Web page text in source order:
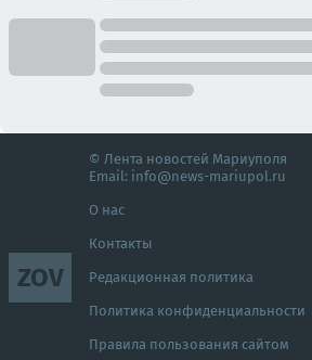
ZOV
© Лента новостей Мариуполя
Email: info@news-mariupol.ru
О нас
Контакты
Редакционная политика
Политика конфиденциальности
Правила пользования сайтом